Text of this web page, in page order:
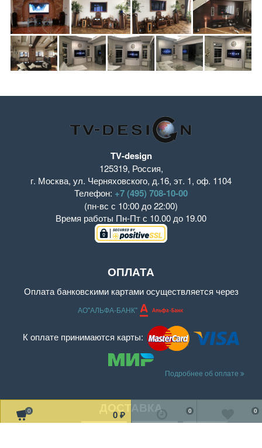
0 0 ₽
0
0
TV-design
125319, Россия,
г. Москва, ул. Черняховского, д.16, эт. 1, оф. 1104
Телефон: +7 (495) 708-10-00
(пн-вс с 10:00 до 22:00)
Время работы Пн-Пт с 10.00 до 19.00
ОПЛАТА
Оплата банковскими картами осуществляется через
АО"АЛЬФА-БАНК"
К оплате принимаются карты:
Подробнее об оплате
ДОСТАВКА